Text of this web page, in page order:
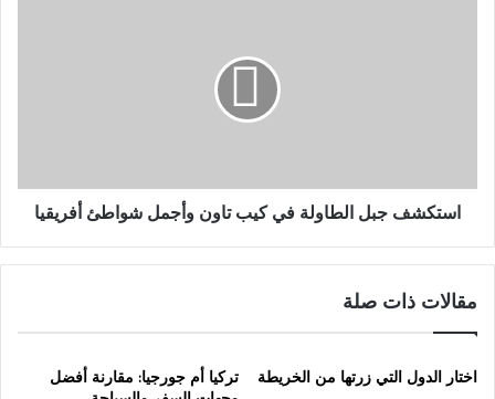
أفريقيا
استكشف جبل الطاولة في كيب تاون وأجمل شواطئ أفريقيا
مقالات ذات صلة
اختار الدول التي زرتها من الخريطة
تركيا أم جورجيا: مقارنة أفضل